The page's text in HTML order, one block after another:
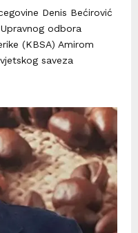
Denis Bećirović
odbora
(KBSA) Amirom
saveza